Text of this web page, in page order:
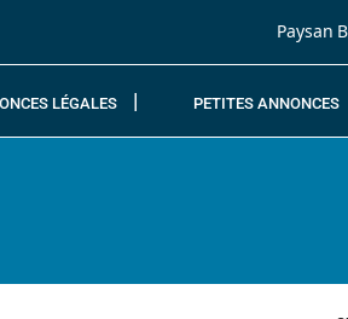
Paysan
LÉGALES PETITES ANNONCES